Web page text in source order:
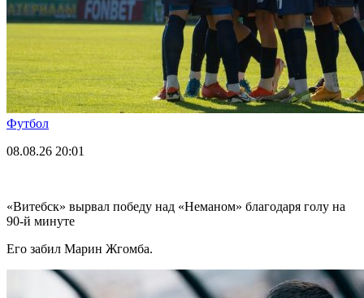
Футбол
08.08.26 20:01
«Витебск» вырвал победу над «Неманом» благодаря голу на
90-й минуте
Его забил Марин Жгомба.